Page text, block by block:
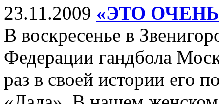
23.11.2009 «ЭТО
В воскресенье в
Федерации гандбола
раз в своей истории его